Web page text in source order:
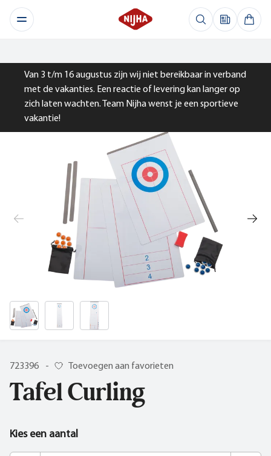
Van 3 t/m 16 augustus zijn wij niet bereikbaar in verband
met de vakanties. Een reactie of levering kan langer op
zich laten wachten. Team Nijha wenst je een sportieve
vakantie!
723396 - Toevoegen aan favorieten
Tafel Curling
Kies een aantal